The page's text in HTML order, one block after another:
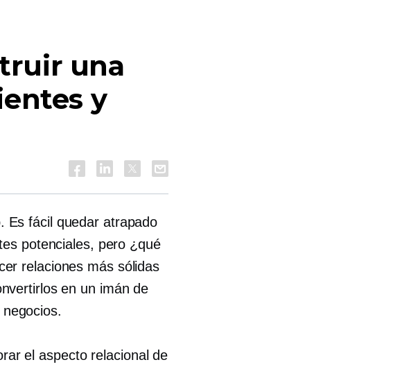
una
y
Es fácil quedar atrapado
potenciales, pero ¿qué
relaciones más sólidas
en un imán de
el aspecto relacional de